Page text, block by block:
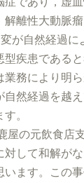
離性大動脈瘤
が自然経過に
疾患である
務により明
然経過を越
。
屋の元飲食店
して和解が
ます。この